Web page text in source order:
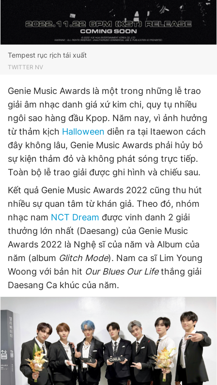
Tempest rục rịch tái xuất
TWITTER NV
Genie Music Awards là một trong những lễ trao
giải âm nhạc danh giá xứ kim chi, quy tụ nhiều
ngôi sao hàng đầu Kpop. Năm nay, vì ảnh hưởng
từ thảm kịch Halloween diễn ra tại Itaewon cách
đây không lâu, Genie Music Awards phải hủy bỏ
sự kiện thảm đỏ và không phát sóng trực tiếp.
Toàn bộ lễ trao giải được ghi hình và chiếu sau.
Kết quả Genie Music Awards 2022 cũng thu hút
nhiều sự quan tâm từ khán giả. Theo đó, nhóm
nhạc nam NCT Dream được vinh danh 2 giải
thưởng lớn nhất (Daesang) của Genie Music
Awards 2022 là Nghệ sĩ của năm và Album của
năm (album Glitch Mode). Nam ca sĩ Lim Young
Woong với bản hit Our Blues Our Lifethắng giải
Daesang Ca khúc của năm.